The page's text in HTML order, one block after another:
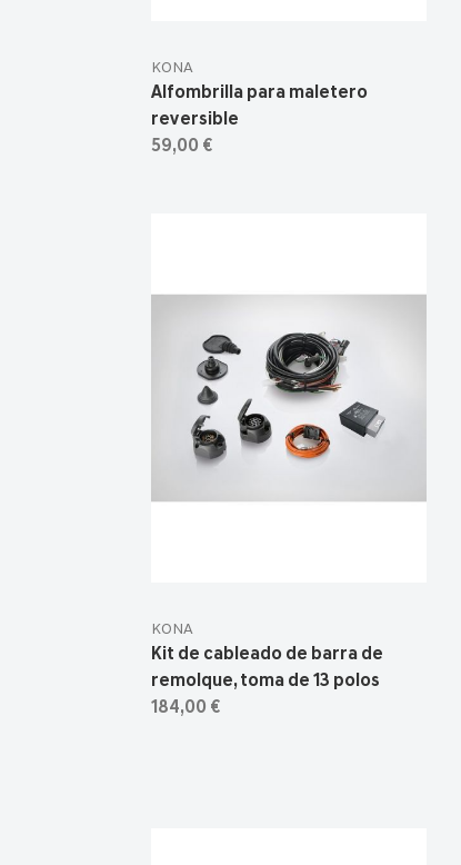
KONA
Alfombrilla para maletero
reversible
59,00 €
KONA
Kit de cableado de barra de
remolque, toma de 13 polos
184,00 €